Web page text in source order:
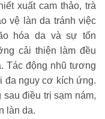
xuất cam thảo, trà
vệ làn da tránh việc
hóa da và sự tổn
cải thiện làm đều
Tác động nhũ tương
đa nguy cơ kích ứng.
điều trị sạm nám,
làn da.